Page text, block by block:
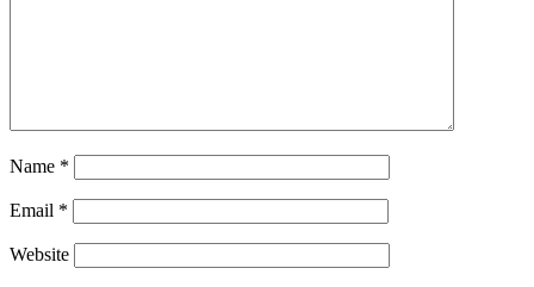
Name *
Email *
Website